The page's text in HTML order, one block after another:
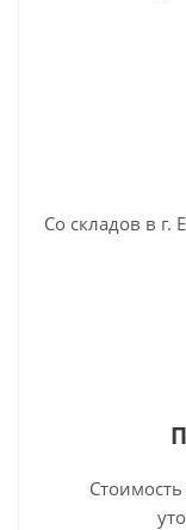
Со складов в г.